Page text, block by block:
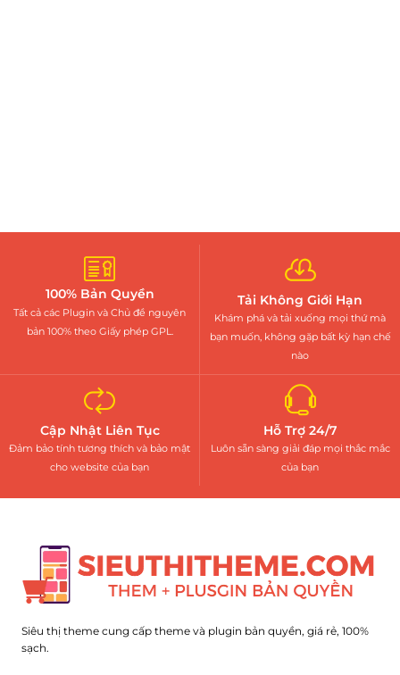
100% Bản Quyền
Tất cả các Plugin và Chủ đề nguyên
bản 100% theo Giấy phép GPL.
Tải Không Giới Hạn
Khám phá và tải xuống mọi thứ mà
bạn muốn, không gặp bất kỳ hạn chế
nào
Cập Nhật Liên Tục
Đảm bảo tính tương thích và bảo mật
cho website của bạn
Hỗ Trợ 24/7
Luôn sẵn sàng giải đáp mọi thắc mắc
của bạn
Siêu thị theme cung cấp theme và plugin bản quyền, giá rẻ, 100%
sạch.